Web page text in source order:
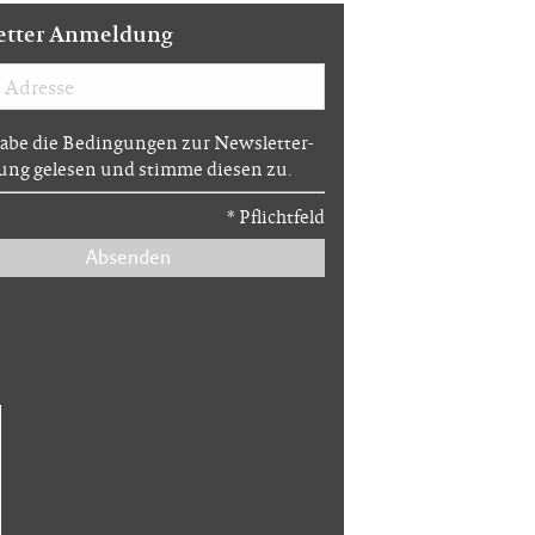
Anmeldung
die Bedingungen zur Newsletter-
gelesen und stimme diesen zu.
* Pflichtfeld
Absenden